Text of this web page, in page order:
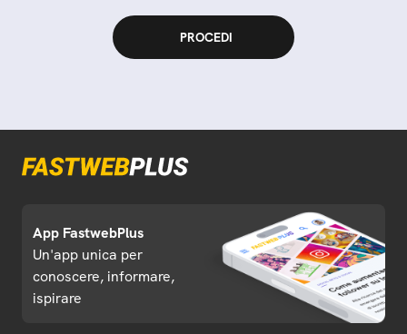
App FastwebPlus
Un'app unica per
conoscere, informare,
ispirare